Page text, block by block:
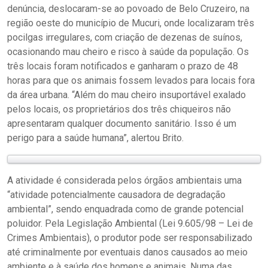
denúncia, deslocaram-se ao povoado de Belo Cruzeiro, na
região oeste do município de Mucuri, onde localizaram três
pocilgas irregulares, com criação de dezenas de suínos,
ocasionando mau cheiro e risco à saúde da população. Os
três locais foram notificados e ganharam o prazo de 48
horas para que os animais fossem levados para locais fora
da área urbana. “Além do mau cheiro insuportável exalado
pelos locais, os proprietários dos três chiqueiros não
apresentaram qualquer documento sanitário. Isso é um
perigo para a saúde humana”, alertou Brito.
A atividade é considerada pelos órgãos ambientais uma
“atividade potencialmente causadora de degradação
ambiental”, sendo enquadrada como de grande potencial
poluidor. Pela Legislação Ambiental (Lei 9.605/98 – Lei de
Crimes Ambientais), o produtor pode ser responsabilizado
até criminalmente por eventuais danos causados ao meio